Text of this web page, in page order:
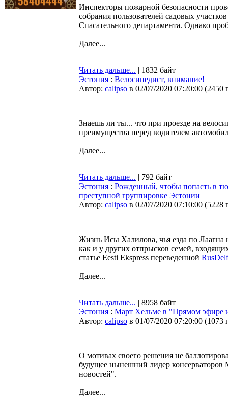
Инспекторы пожарной безопасности
собрания пользователей садовых
Спасательного департамента. Однако
Далее...
Читать дальше... | 1832 байт
Эстония : Велосипедист, внимание!
Автор: calipso в 02/07/2020 07:20:00 (2450
Знаешь ли ты... что при проезде на
преимущества перед водителем
Далее...
Читать дальше... | 792 байт
Эстония : Рожденный, чтобы попасть в
преступной группировке Эстонии
Автор: calipso в 02/07/2020 07:10:00 (5228
Жизнь Исы Халилова, чья езда по Лаагна
как и у других отпрысков семей,
статье Eesti Ekspress переведенной
Далее...
Читать дальше... | 8958 байт
Эстония : Март Хельме в "Прямом эфире
Автор: calipso в 01/07/2020 07:20:00 (1073
О мотивах своего решения не
будущее нынешний лидер консерваторов
новостей".
Далее...